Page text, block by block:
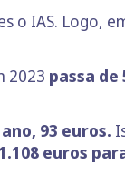
o IAS. Logo,
2023 passa de
93 euros.
euros